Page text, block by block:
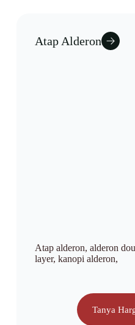
Atap Alderon
Atap alderon, alderon
layer, kanopi alderon,
Tanya